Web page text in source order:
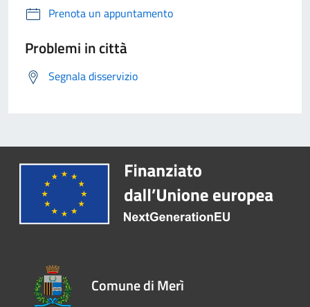
Prenota un appuntamento
Problemi in città
Segnala disservizio
Comune di Merì